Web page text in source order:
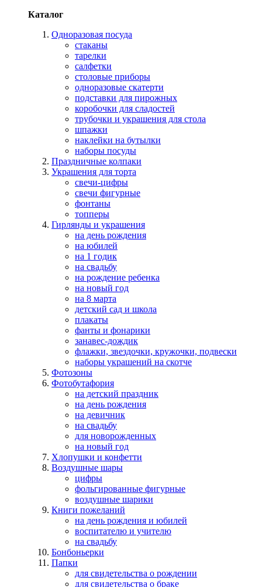
Каталог
Одноразовая посуда
стаканы
тарелки
салфетки
столовые приборы
одноразовые скатерти
подставки для пирожных
коробочки для сладостей
трубочки и украшения для стола
шпажки
наклейки на бутылки
наборы посуды
Праздничные колпаки
Украшения для торта
свечи-цифры
свечи фигурные
фонтаны
топперы
Гирлянды и украшения
на день рождения
на юбилей
на 1 годик
на свадьбу
на рождение ребенка
на новый год
на 8 марта
детский сад и школа
плакаты
фанты и фонарики
занавес-дождик
флажки, звездочки, кружочки, подвески
наборы украшений на скотче
Фотозоны
Фотобутафория
на детский праздник
на день рождения
на девичник
на свадьбу
для новорожденных
на новый год
Хлопушки и конфетти
Воздушные шары
цифры
фольгированные фигурные
воздушные шарики
Книги пожеланий
на день рождения и юбилей
воспитателю и учителю
на свадьбу
Бонбоньерки
Папки
для свидетельства о рождении
для свидетельства о браке